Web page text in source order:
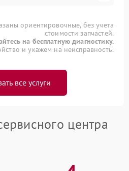
ориентировочные, без учета
стоимости запчастей.
на бесплатную диагностику.
и укажем на неисправность.
все услуги
центра